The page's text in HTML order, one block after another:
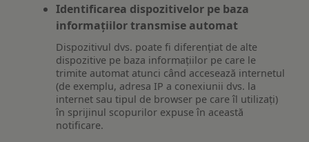
Identificarea dispozitivelor pe baza
informațiilor transmise automat
Dispozitivul dvs. poate fi diferențiat de alte
dispozitive pe baza informațiilor pe care le
trimite automat atunci când accesează internetul
(de exemplu, adresa IP a conexiunii dvs. la
internet sau tipul de browser pe care îl utilizați)
în sprijinul scopurilor expuse în această
notificare.